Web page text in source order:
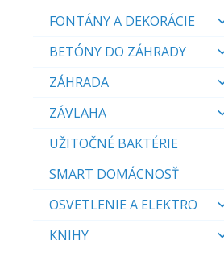
FONTÁNY A DEKORÁCIE
BETÓNY DO ZÁHRADY
ZÁHRADA
ZÁVLAHA
UŽITOČNÉ BAKTÉRIE
SMART DOMÁCNOSŤ
OSVETLENIE A ELEKTRO
KNIHY